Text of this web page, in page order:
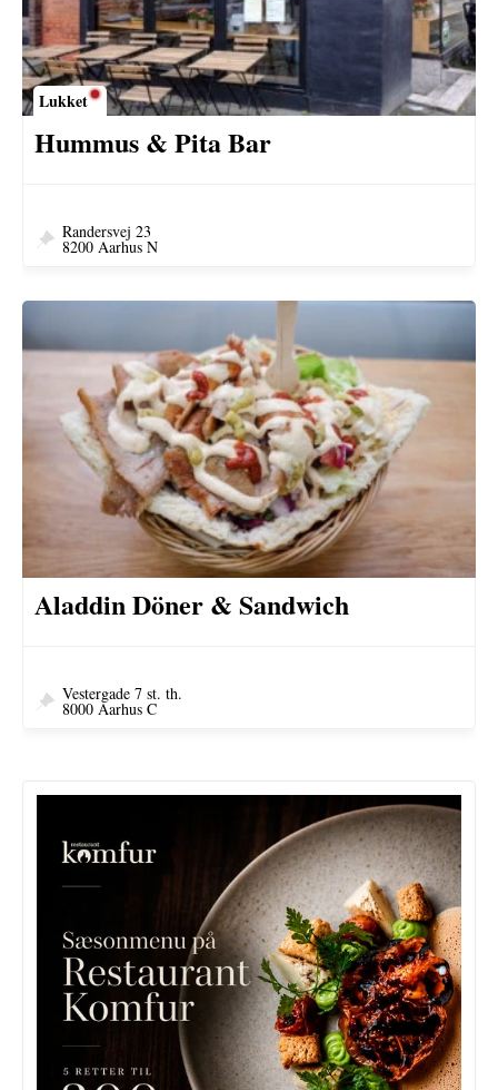
Lukket
Hummus & Pita Bar
Randersvej 23
8200 Aarhus N
Aladdin Döner & Sandwich
Vestergade 7 st. th.
8000 Aarhus C